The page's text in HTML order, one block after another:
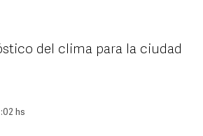
del clima para la ciudad
hs